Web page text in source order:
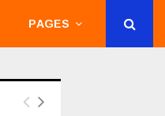
PAGES